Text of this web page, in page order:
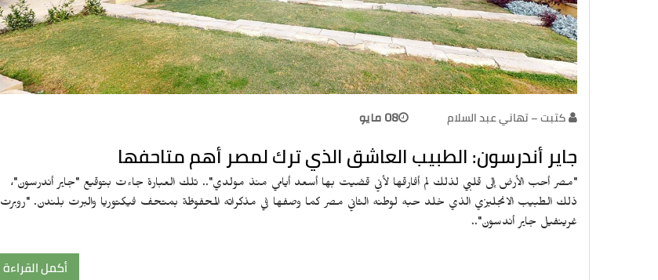
كتبت – تهاني عبد السلام 08 مايو
جاير أندرسون: الطبيب العاشق الذي ترك لمصر أهم متاحفها
"مصر أحب الأرض إلى قلبي لذلك لم أفارقها لأني قضيت بها أسعد أيامي منذ مولدي".. تلك العبارة جاءت بتوقيع "جاير أندرسون"،
ذلك الطبيب الانجليزي الذي خلد حبه لوطنه الثاني مصر كما وصفها في مذكراته المحفوظة بمتحف فيكتوريا والبرت بلندن. "روبرت
غرينفيل جاير أندسون"..
أكمل القراءة